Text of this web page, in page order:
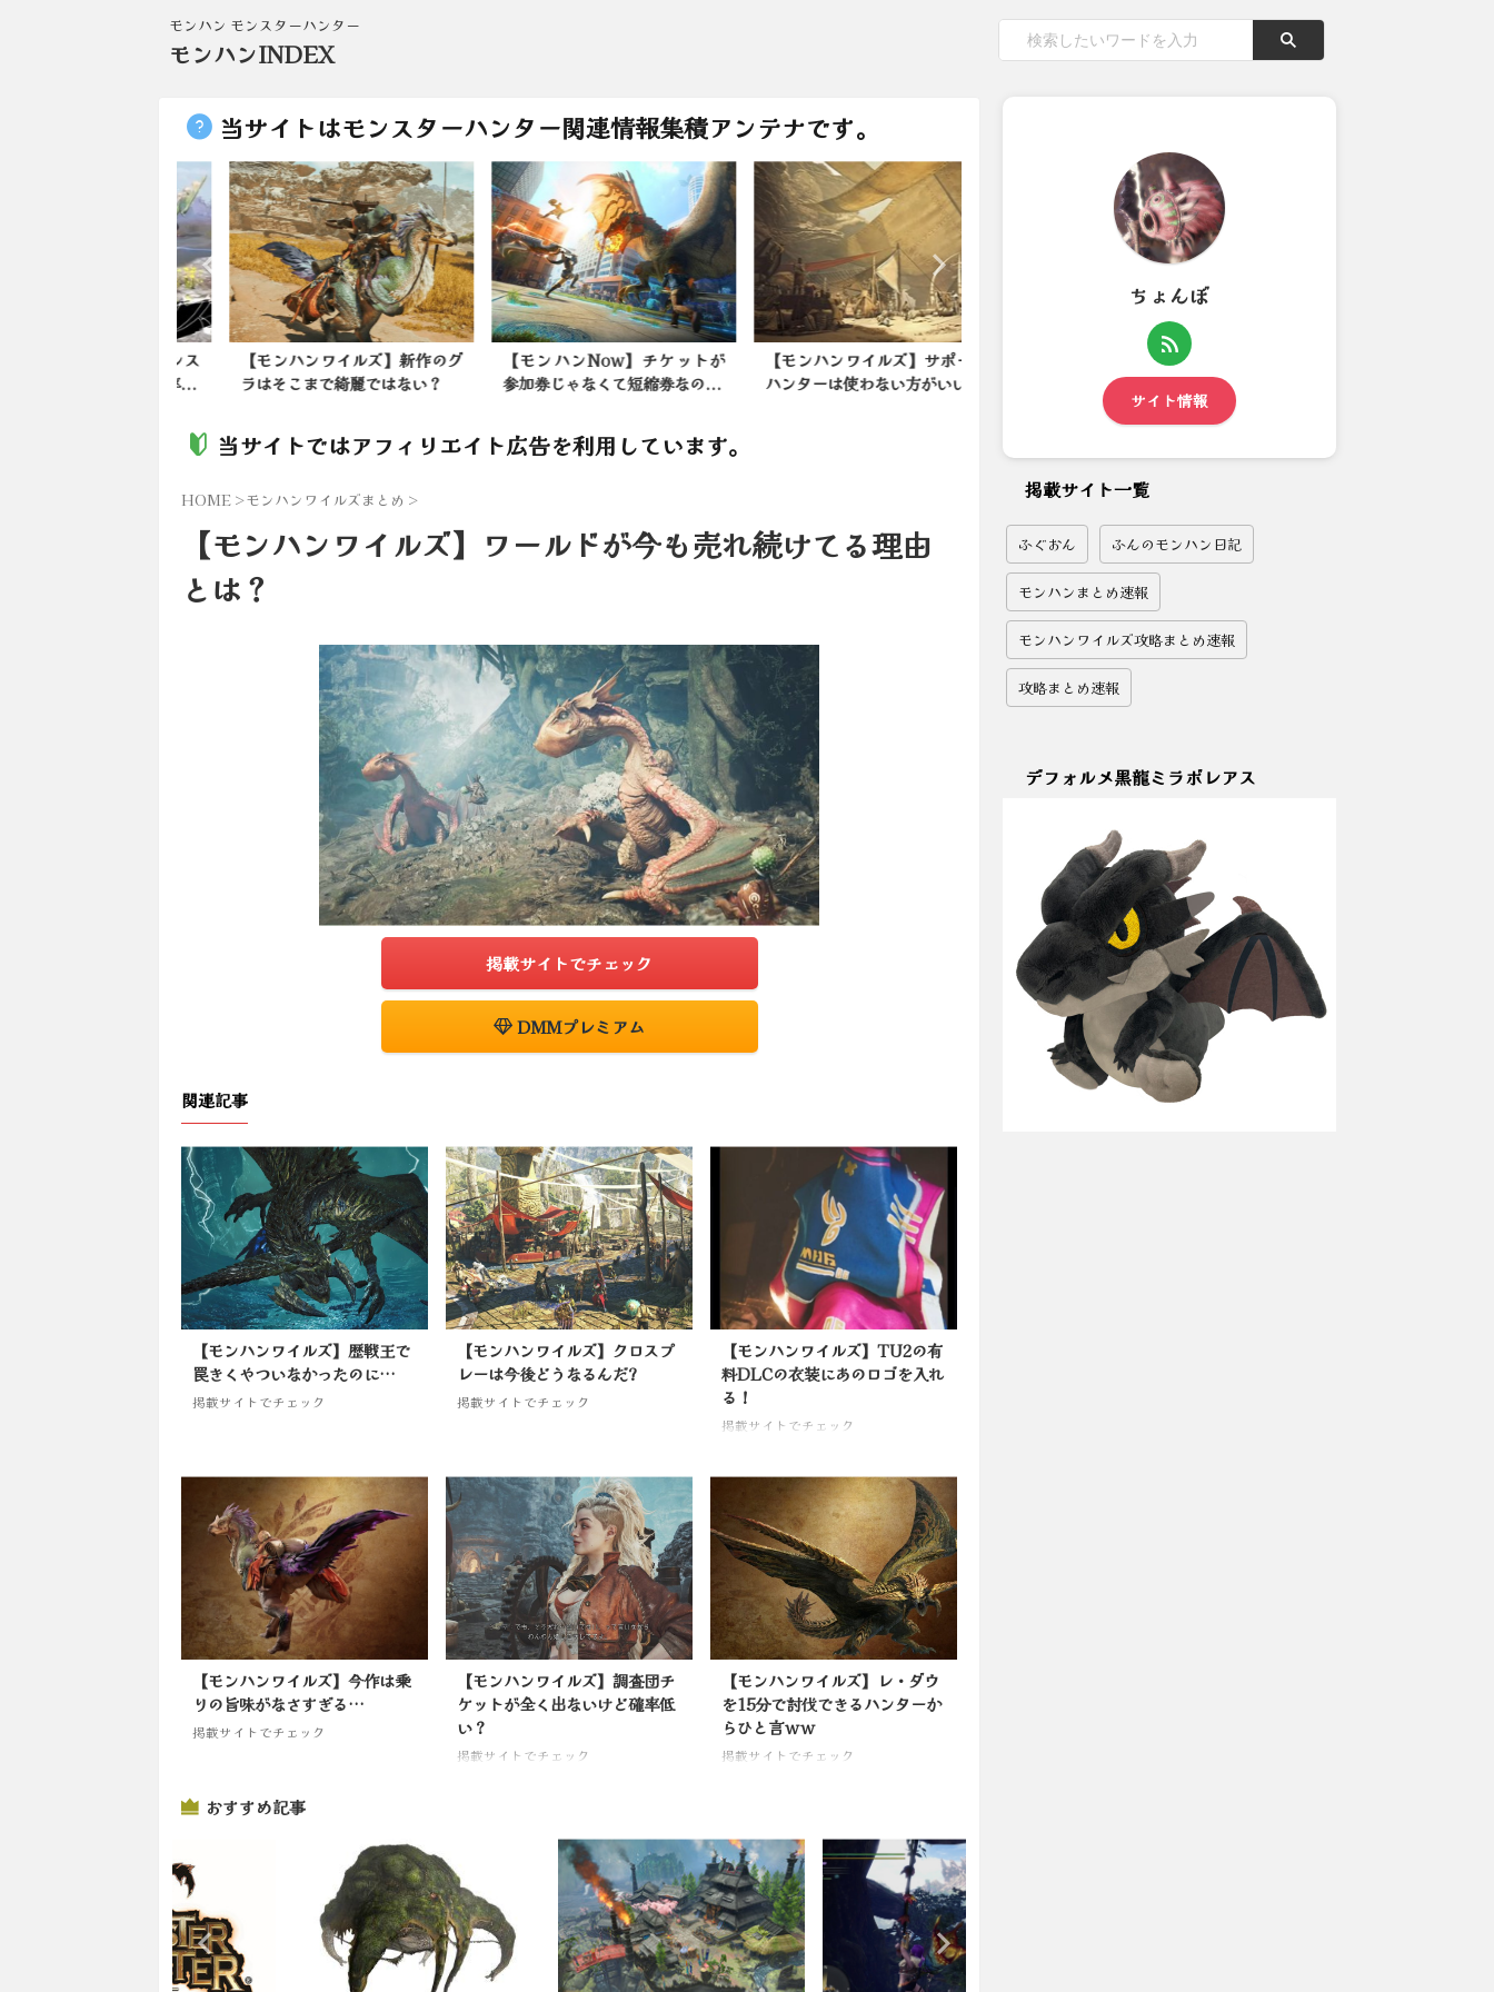
モンハン モンスターハンター
モンハンINDEX
当サイトはモンスターハンター関連情報集積アンテナです。
【モンハンワイルズ】新作のグ
ラはそこまで綺麗ではない？
【モンハンNow】チケットが
参加券じゃなくて短縮券なの...
【モンハンワイルズ】サポート
ハンターは使わない方がいい...
【モンハンワイルズ】王レダウ
5分台安定するようになって...
当サイトではアフィリエイト広告を利用しています。
HOME >モンハンワイルズまとめ >
【モンハンワイルズ】ワールドが今も売れ続けてる理由
とは？
掲載サイトでチェック
DMMプレミアム
関連記事
【モンハンワイルズ】歴戦王で
罠きくやついなかったのに…
掲載サイトでチェック
【モンハンワイルズ】クロスプ
レーは今後どうなるんだ?
掲載サイトでチェック
【モンハンワイルズ】TU2の有
料DLCの衣装にあのロゴを入れ
る！
掲載サイトでチェック
【モンハンワイルズ】今作は乗
りの旨味がなさすぎる…
掲載サイトでチェック
【モンハンワイルズ】調査団チ
ケットが全く出ないけど確率低
い？
掲載サイトでチェック
【モンハンワイルズ】レ・ダウ
を15分で討伐できるハンターか
らひと言ｗｗ
掲載サイトでチェック
おすすめ記事
ちょんぼ
サイト情報
掲載サイト一覧
ふぐおん ふんのモンハン日記
モンハンまとめ速報
モンハンワイルズ攻略まとめ速報
攻略まとめ速報
デフォルメ黒龍ミラボレアス